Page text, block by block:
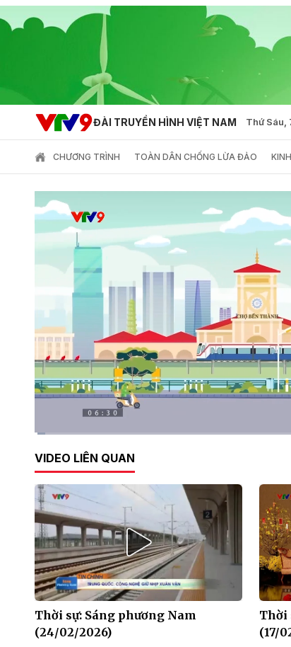
ĐÀI TRUYỀN HÌNH VIỆT NAM Thứ
CHƯƠNG TRÌNH TOÀN DÂN CHỐNG LỪA ĐẢO
VIDEO LIÊN QUAN
Thời sự: Sáng phương Nam
(24/02/2026)
Thời
(17/